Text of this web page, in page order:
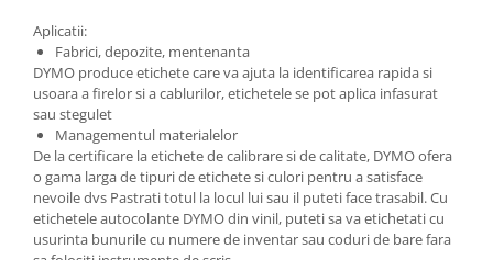
Aplicatii:
Fabrici, depozite, mentenanta
DYMO produce etichete care va ajuta la identificarea rapida si
usoara a firelor si a cablurilor, etichetele se pot aplica infasurat
sau stegulet
Managementul materialelor
De la certificare la etichete de calibrare si de calitate, DYMO ofera
o gama larga de tipuri de etichete si culori pentru a satisface
nevoile dvs Pastrati totul la locul lui sau il puteti face trasabil. Cu
etichetele autocolante DYMO din vinil, puteti sa va etichetati cu
usurinta bunurile cu numere de inventar sau coduri de bare fara